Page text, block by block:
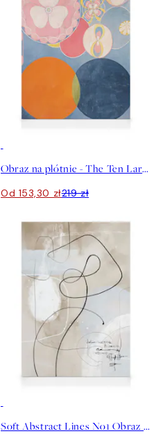
Obraz na płótnie - The Ten Largest, Childhood, No.2 by Hilma af Klint
Od 153,30 zł219 zł
Soft Abstract Lines No1 Obraz na płótnie